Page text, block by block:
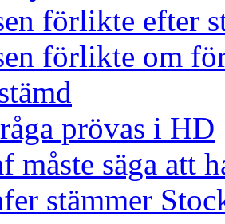
förlikte efter
förlikte om
prövas i HD
måste säga att
stämmer